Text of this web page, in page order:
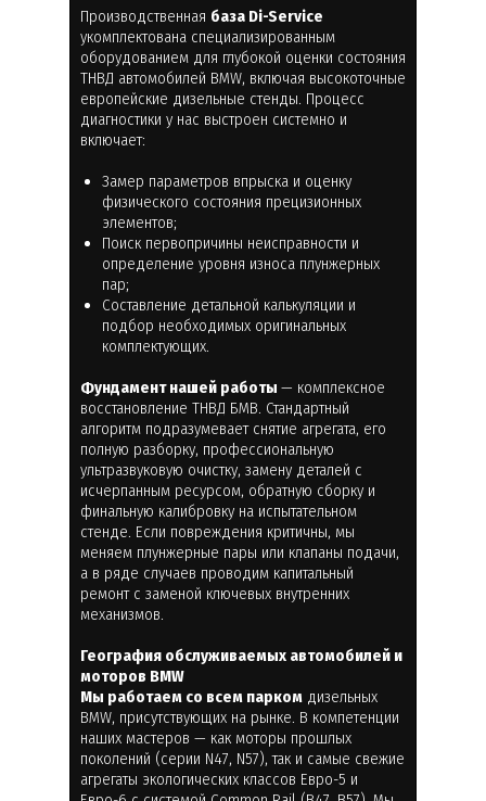
Производственная база Di-Service
укомплектована специализированным
оборудованием для глубокой оценки состояния
ТНВД автомобилей BMW, включая высокоточные
европейские дизельные стенды. Процесс
диагностики у нас выстроен системно и
включает:
Замер параметров впрыска и оценку
физического состояния прецизионных
элементов;
Поиск первопричины неисправности и
определение уровня износа плунжерных
пар;
Составление детальной калькуляции и
подбор необходимых оригинальных
комплектующих.
Фундамент нашей работы — комплексное
восстановление ТНВД БМВ. Стандартный
алгоритм подразумевает снятие агрегата, его
полную разборку, профессиональную
ультразвуковую очистку, замену деталей с
исчерпанным ресурсом, обратную сборку и
финальную калибровку на испытательном
стенде. Если повреждения критичны, мы
меняем плунжерные пары или клапаны подачи,
а в ряде случаев проводим капитальный
ремонт с заменой ключевых внутренних
механизмов.
География обслуживаемых автомобилей и
моторов BMW
Мы работаем со всем парком дизельных
BMW, присутствующих на рынке. В компетенции
наших мастеров — как моторы прошлых
поколений (серии N47, N57), так и самые свежие
агрегаты экологических классов Евро-5 и